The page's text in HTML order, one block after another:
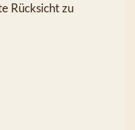
Rücksicht zu